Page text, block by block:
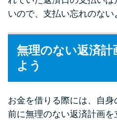
いので、支払い忘れのない
無理のない返済計
よう
お金を借りる際には、自
前に無理のない返済計画を